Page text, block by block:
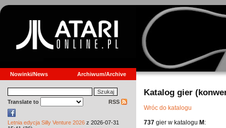
Nowinki/News Archiwum/Archive
Translate to RSS
Letnia edycja Silly Venture 2026 z 2026-07-31
Katalog gier
Wróc do katalogu
737 gier w katalogu M :